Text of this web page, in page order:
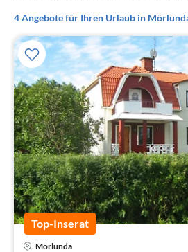
4 Angebote für Ihren Urlaub in
Top-Inserat
Mörlunda